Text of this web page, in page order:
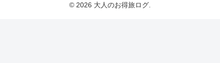
© 2026 大人のお得旅ログ.